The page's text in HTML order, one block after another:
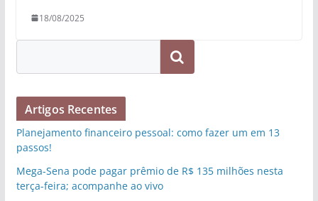
18/08/2025
Pesquisar
Artigos Recentes
Planejamento financeiro pessoal: como fazer um em 13
passos!
Mega-Sena pode pagar prêmio de R$ 135 milhões nesta
terça-feira; acompanhe ao vivo